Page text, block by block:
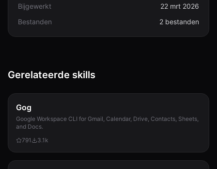
Bijgewerkt
22 mrt 2026
Bestanden
2 bestanden
Gerelateerde skills
Gog
Google Workspace CLI for Gmail, Calendar, Drive, Contacts, Sheets,
and Docs.
791
3.1k